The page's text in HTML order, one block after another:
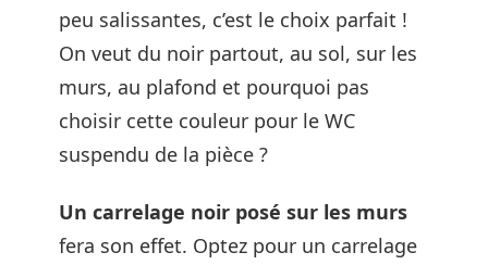
peu salissantes, c’est le choix parfait !
On veut du noir partout, au sol, sur les
murs, au plafond et pourquoi pas
choisir cette couleur pour le WC
suspendu de la pièce ?
Un carrelage noir posé sur les murs
fera son effet. Optez pour un carrelage